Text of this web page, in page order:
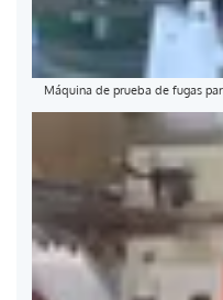
Máquina de prueba de fugas